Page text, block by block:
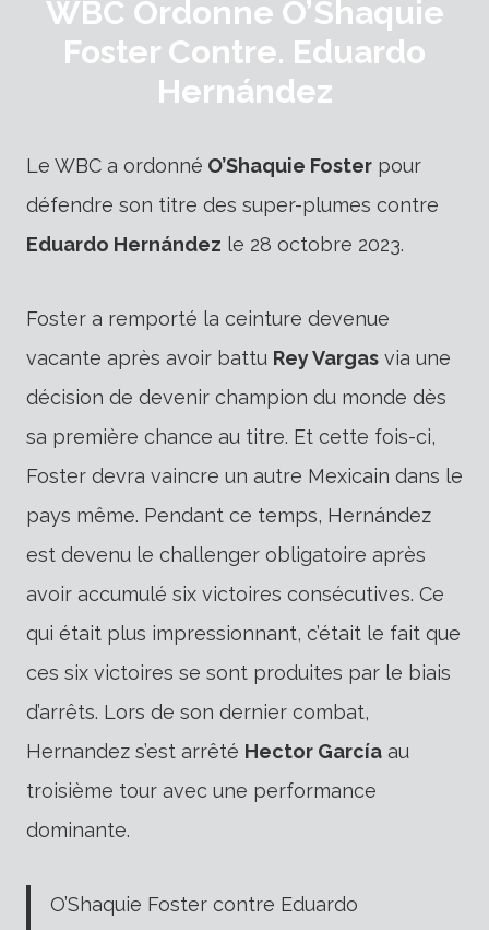
WBC Ordonne O’Shaquie
Foster Contre. Eduardo
Hernández
Le WBC a ordonné O’Shaquie Foster pour
défendre son titre des super-plumes contre
Eduardo Hernández le 28 octobre 2023.
Foster a remporté la ceinture devenue
vacante après avoir battu Rey Vargas via une
décision de devenir champion du monde dès
sa première chance au titre. Et cette fois-ci,
Foster devra vaincre un autre Mexicain dans le
pays même. Pendant ce temps, Hernández
est devenu le challenger obligatoire après
avoir accumulé six victoires consécutives. Ce
qui était plus impressionnant, c’était le fait que
ces six victoires se sont produites par le biais
d’arrêts. Lors de son dernier combat,
Hernandez s’est arrêté Hector García au
troisième tour avec une performance
dominante.
O’Shaquie Foster contre Eduardo